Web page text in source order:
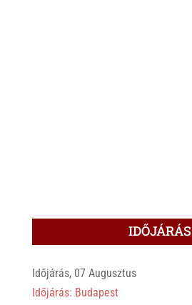
IDŐJÁRÁS
Időjárás, 07 Augusztus
Időjárás: Budapest